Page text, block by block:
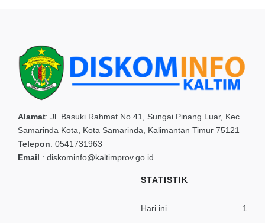
Alamat: Jl. Basuki Rahmat No.41, Sungai Pinang Luar, Kec.
Samarinda Kota, Kota Samarinda, Kalimantan Timur 75121
Telepon: 0541731963
Email : diskominfo@kaltimprov.go.id
STATISTIK
Hari ini
1